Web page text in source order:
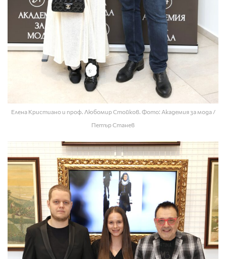
Елена Кристиано и проф. Любомир Стойков. Фото: Академия за мода /
Петър Станев